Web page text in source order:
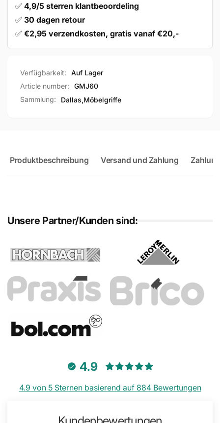
✅ 4,9/5 sterren klantbeoordeling
✅ 30 dagen retour
✅ €2,95 verzendkosten, gratis vanaf €20,-
Verfügbarkeit:
Auf Lager
Article number:
GMJ60
Sammlung:
Dallas,Möbelgriffe
Produktbeschreibung Versand und Zahlung
Unsere Partner/Kunden sind:
4.9
4.9 von 5 Sternen basierend auf 884 Bewertungen